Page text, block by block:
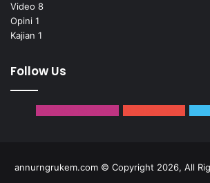
Video 8
Opini 1
Kajian 1
Follow Us
annurngrukem.com © Copyright 2026, All